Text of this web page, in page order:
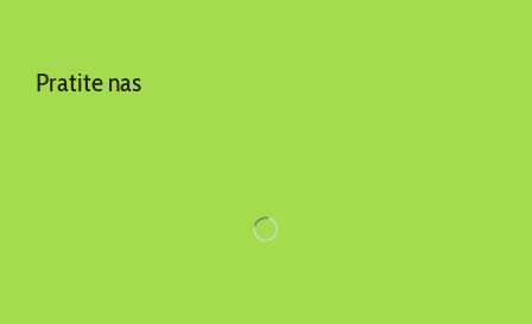
Pratite nas